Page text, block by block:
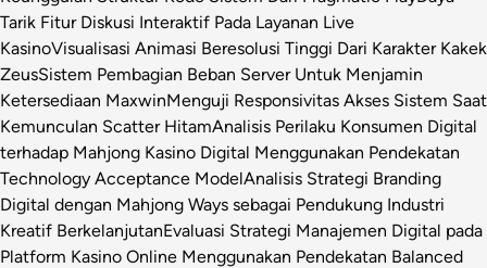
Tarik Fitur Diskusi Interaktif Pada Layanan Live
KasinoVisualisasi Animasi Beresolusi Tinggi Dari Karakter Kakek
ZeusSistem Pembagian Beban Server Untuk Menjamin
Ketersediaan MaxwinMenguji Responsivitas Akses Sistem Saat
Kemunculan Scatter HitamAnalisis Perilaku Konsumen Digital
terhadap Mahjong Kasino Digital Menggunakan Pendekatan
Technology Acceptance ModelAnalisis Strategi Branding
Digital dengan Mahjong Ways sebagai Pendukung Industri
Kreatif BerkelanjutanEvaluasi Strategi Manajemen Digital pada
Platform Kasino Online Menggunakan Pendekatan Balanced